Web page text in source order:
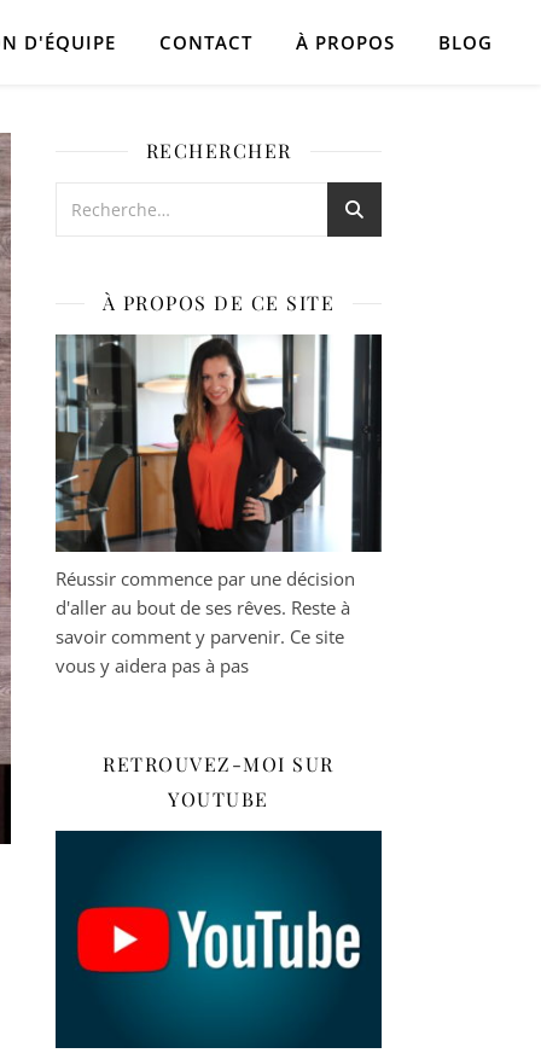
D'ÉQUIPE CONTACT À PROPOS BLOG
RECHERCHER
À PROPOS DE CE SITE
Réussir commence par une décision
d'aller au bout de ses rêves. Reste à
savoir comment y parvenir. Ce site
vous y aidera pas à pas
RETROUVEZ-MOI SUR
YOUTUBE